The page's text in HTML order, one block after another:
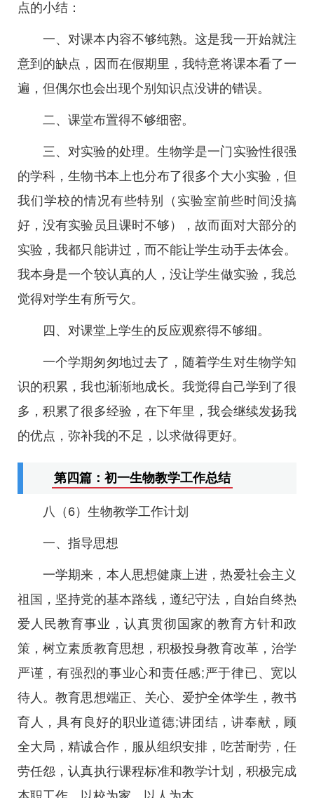
点的小结：
一、对课本内容不够纯熟。这是我一开始就注
意到的缺点，因而在假期里，我特意将课本看了一
遍，但偶尔也会出现个别知识点没讲的错误。
二、课堂布置得不够细密。
三、对实验的处理。生物学是一门实验性很强
的学科，生物书本上也分布了很多个大小实验，但
我们学校的情况有些特别（实验室前些时间没搞
好，没有实验员且课时不够），故而面对大部分的
实验，我都只能讲过，而不能让学生动手去体会。
我本身是一个较认真的人，没让学生做实验，我总
觉得对学生有所亏欠。
四、对课堂上学生的反应观察得不够细。
一个学期匆匆地过去了，随着学生对生物学知
识的积累，我也渐渐地成长。我觉得自己学到了很
多，积累了很多经验，在下年里，我会继续发扬我
的优点，弥补我的不足，以求做得更好。
第四篇：初一生物教学工作总结
八（6）生物教学工作计划
一、指导思想
一学期来，本人思想健康上进，热爱社会主义
祖国，坚持党的基本路线，遵纪守法，自始自终热
爱人民教育事业，认真贯彻国家的教育方针和政
策，树立素质教育思想，积极投身教育改革，治学
严谨，有强烈的事业心和责任感;严于律已、宽以
待人。教育思想端正、关心、爱护全体学生，教书
育人，具有良好的职业道德;讲团结，讲奉献，顾
全大局，精诚合作，服从组织安排，吃苦耐劳，任
劳任怨，认真执行课程标准和教学计划，积极完成